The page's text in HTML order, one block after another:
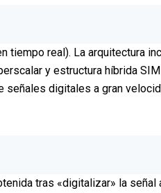
real). La arquitectura
y estructura híbrida
señales digitales a gran
tras «digitalizar» la señal